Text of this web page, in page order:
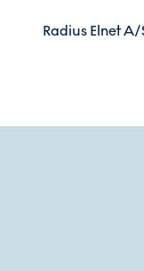
Radius Elnet